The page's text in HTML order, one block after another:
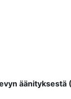
äänityksestä